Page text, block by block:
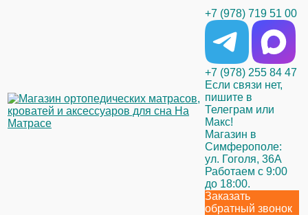
+7 (978) 719 51 00
+7 (978) 255 84 47
Если связи нет,
пишите в
Телеграм или
Макс!
Магазин в
Симферополе:
ул. Гоголя, 36А
Работаем с 9:00
до 18:00.
Заказать
обратный звонок